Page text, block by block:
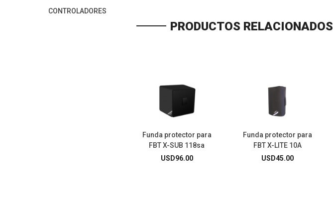
PRODUCTOS RELACIONADOS
Funda protector para
FBT X-SUB 118sa
USD96.00
Funda protector para
FBT X-LITE 10A
USD45.00
CONTROLADORES